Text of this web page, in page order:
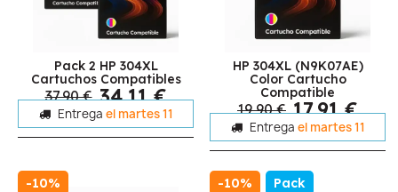
Pack 2 HP 304XL
Cartuchos Compatibles
37,90 € 34,11 €
Entrega el martes 11
HP 304XL (N9K07AE)
Color Cartucho
Compatible
19,90 € 17,91 €
Entrega el martes 11
-10% -10% Pack